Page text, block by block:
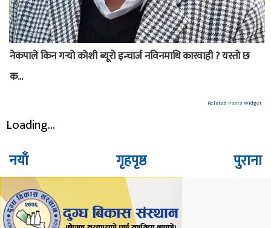
नेकपाले किन गर्‍यो काेशी ब्यूरो इन्चार्ज नविनमाथि कारवाही ? यस्तो छ
क...
Related Posts Widget
Loading...
नयाँ पुराना
गृहपृष्ठ